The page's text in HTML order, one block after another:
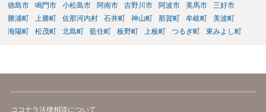
徳島市
鳴門市 小松島市 阿南市 吉野川市 阿波市 美馬市
三好市
勝浦町
上勝町 佐那河内村 石井町 神山町 那賀町 牟岐町
美波町
海陽町
松茂町 北島町 藍住町 板野町 上板町 つるぎ町 東みよし町
ココナラ法律相談について